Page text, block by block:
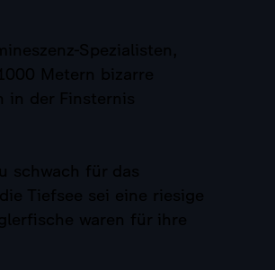
Spezialisten,
Metern bizarre
in der Finsternis
schwach für das
Tiefsee sei eine riesige
waren für ihre